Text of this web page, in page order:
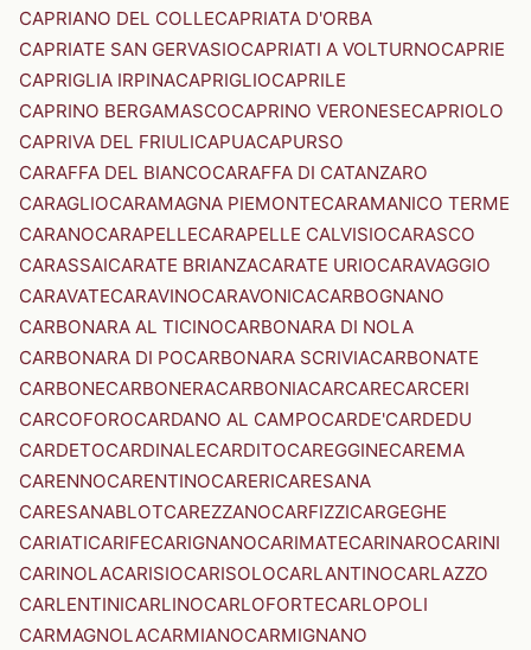
CAPRIANO DEL COLLECAPRIATA D'ORBA
CAPRIATE SAN GERVASIOCAPRIATI A VOLTURNOCAPRIE
CAPRIGLIA IRPINACAPRIGLIOCAPRILE
CAPRINO BERGAMASCOCAPRINO VERONESECAPRIOLO
CAPRIVA DEL FRIULICAPUACAPURSO
CARAFFA DEL BIANCOCARAFFA DI CATANZARO
CARAGLIOCARAMAGNA PIEMONTECARAMANICO TERME
CARANOCARAPELLECARAPELLE CALVISIOCARASCO
CARASSAICARATE BRIANZACARATE URIOCARAVAGGIO
CARAVATECARAVINOCARAVONICACARBOGNANO
CARBONARA AL TICINOCARBONARA DI NOLA
CARBONARA DI POCARBONARA SCRIVIACARBONATE
CARBONECARBONERACARBONIACARCARECARCERI
CARCOFOROCARDANO AL CAMPOCARDE'CARDEDU
CARDETOCARDINALECARDITOCAREGGINECAREMA
CARENNOCARENTINOCARERICARESANA
CARESANABLOTCAREZZANOCARFIZZICARGEGHE
CARIATICARIFECARIGNANOCARIMATECARINAROCARINI
CARINOLACARISIOCARISOLOCARLANTINOCARLAZZO
CARLENTINICARLINOCARLOFORTECARLOPOLI
CARMAGNOLACARMIANOCARMIGNANO